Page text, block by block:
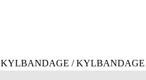
KYLBANDAGE / KYLBANDAGE